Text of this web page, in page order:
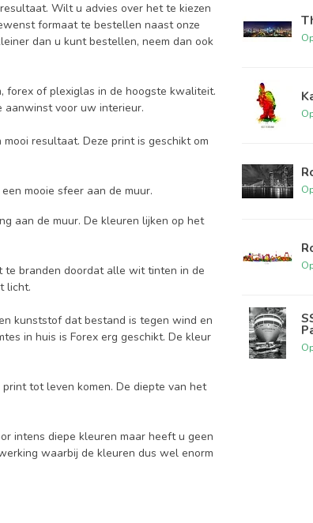
Wilt u advies over het te kiezen
formaat te bestellen naast onze
dan u kunt bestellen, neem dan ook
forex of plexiglas in de hoogste kwaliteit.
aanwinst voor uw interieur.
resultaat. Deze print is geschikt om
mooie sfeer aan de muur.
aan de muur. De kleuren lijken op het
te branden doordat alle wit tinten in de
licht.
kunststof dat bestand is tegen wind en
in huis is Forex erg geschikt. De kleur
tot leven komen. De diepte van het
intens diepe kleuren maar heeft u geen
waarbij de kleuren dus wel enorm